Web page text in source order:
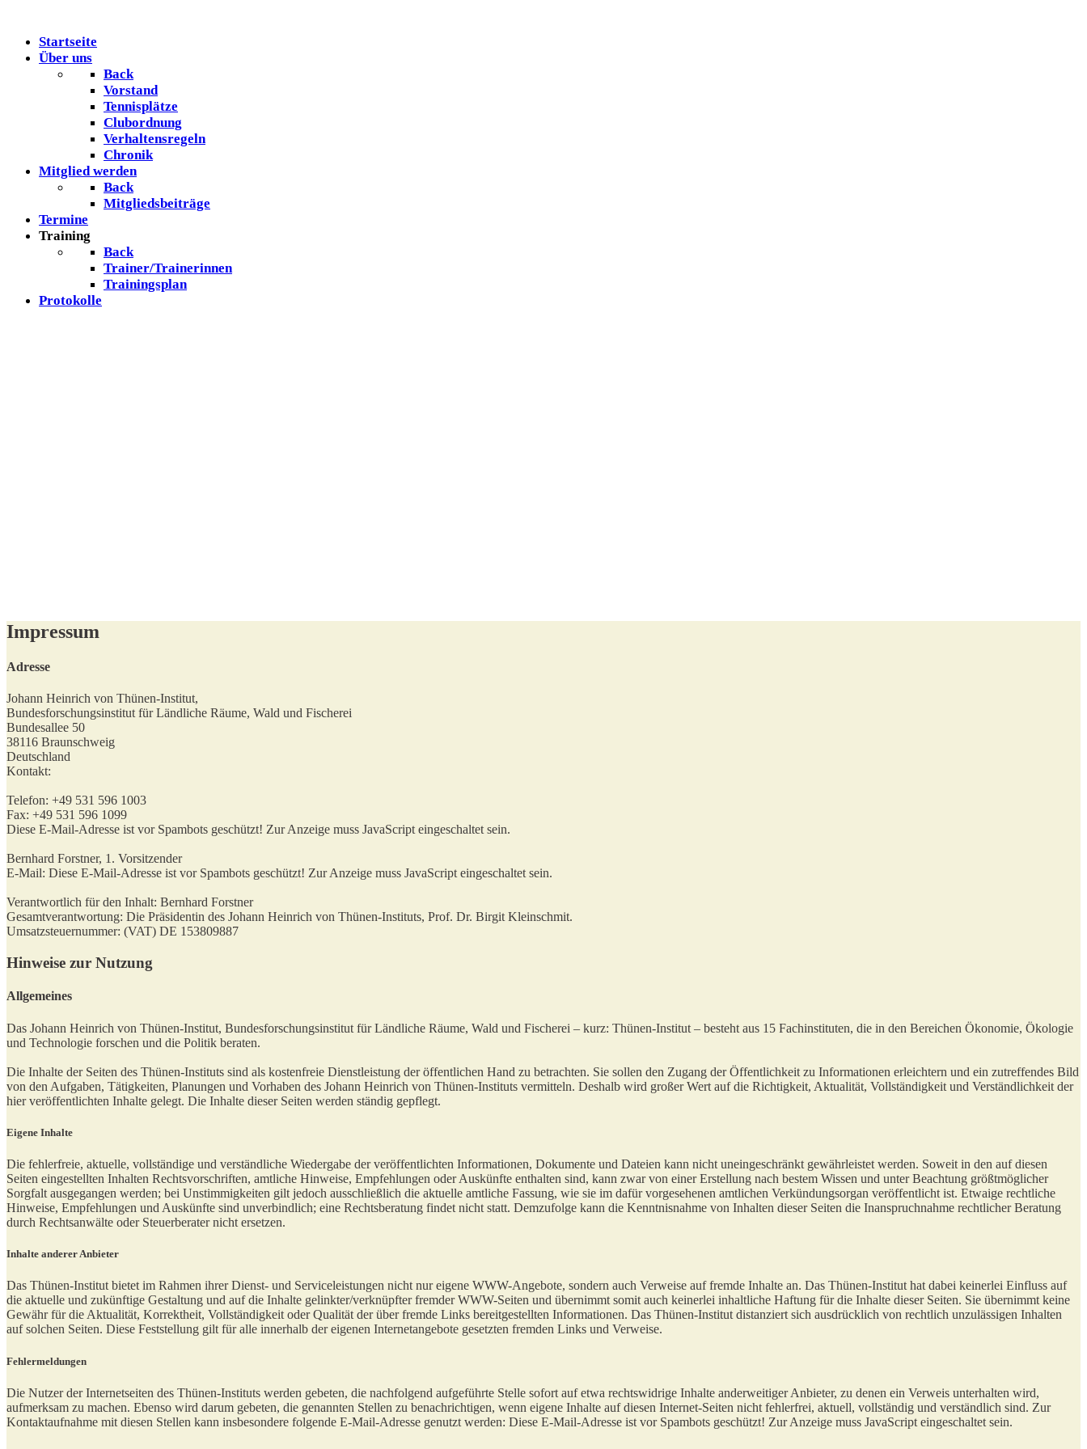
Startseite
Über uns
Back
Vorstand
Tennisplätze
Clubordnung
Verhaltensregeln
Chronik
Mitglied werden
Back
Mitgliedsbeiträge
Termine
Training
Back
Trainer/Trainerinnen
Trainingsplan
Protokolle
Impressum
Adresse
Johann Heinrich von Thünen-Institut,
Bundesforschungsinstitut für Ländliche Räume, Wald und Fischerei
Bundesallee 50
38116 Braunschweig
Deutschland
Kontakt:
Telefon: +49 531 596 1003
Fax: +49 531 596 1099
Diese E-Mail-Adresse ist vor Spambots geschützt! Zur Anzeige muss JavaScript eingeschaltet sein.
Bernhard Forstner, 1. Vorsitzender
E-Mail: Diese E-Mail-Adresse ist vor Spambots geschützt! Zur Anzeige muss JavaScript eingeschaltet sein.
Verantwortlich für den Inhalt: Bernhard Forstner
Gesamtverantwortung: Die Präsidentin des Johann Heinrich von Thünen-Instituts, Prof. Dr. Birgit Kleinschmit.
Umsatzsteuernummer: (VAT) DE 153809887
Hinweise zur Nutzung
Allgemeines
Das Johann Heinrich von Thünen-Institut, Bundesforschungsinstitut für Ländliche Räume, Wald und Fischerei – kurz: Thünen-Institut – besteht aus 15 Fachinstituten, die in den Bereichen Ökonomie, Ökologie
und Technologie forschen und die Politik beraten.
Die Inhalte der Seiten des Thünen-Instituts sind als kostenfreie Dienstleistung der öffentlichen Hand zu betrachten. Sie sollen den Zugang der Öffentlichkeit zu Informationen erleichtern und ein zutreffendes Bild
von den Aufgaben, Tätigkeiten, Planungen und Vorhaben des Johann Heinrich von Thünen-Instituts vermitteln. Deshalb wird großer Wert auf die Richtigkeit, Aktualität, Vollständigkeit und Verständlichkeit der
hier veröffentlichten Inhalte gelegt. Die Inhalte dieser Seiten werden ständig gepflegt.
Eigene Inhalte
Die fehlerfreie, aktuelle, vollständige und verständliche Wiedergabe der veröffentlichten Informationen, Dokumente und Dateien kann nicht uneingeschränkt gewährleistet werden. Soweit in den auf diesen
Seiten eingestellten Inhalten Rechtsvorschriften, amtliche Hinweise, Empfehlungen oder Auskünfte enthalten sind, kann zwar von einer Erstellung nach bestem Wissen und unter Beachtung größtmöglicher
Sorgfalt ausgegangen werden; bei Unstimmigkeiten gilt jedoch ausschließlich die aktuelle amtliche Fassung, wie sie im dafür vorgesehenen amtlichen Verkündungsorgan veröffentlicht ist. Etwaige rechtliche
Hinweise, Empfehlungen und Auskünfte sind unverbindlich; eine Rechtsberatung findet nicht statt. Demzufolge kann die Kenntnisnahme von Inhalten dieser Seiten die Inanspruchnahme rechtlicher Beratung
durch Rechtsanwälte oder Steuerberater nicht ersetzen.
Inhalte anderer Anbieter
Das Thünen-Institut bietet im Rahmen ihrer Dienst- und Serviceleistungen nicht nur eigene WWW-Angebote, sondern auch Verweise auf fremde Inhalte an. Das Thünen-Institut hat dabei keinerlei Einfluss auf
die aktuelle und zukünftige Gestaltung und auf die Inhalte gelinkter/verknüpfter fremder WWW-Seiten und übernimmt somit auch keinerlei inhaltliche Haftung für die Inhalte dieser Seiten. Sie übernimmt keine
Gewähr für die Aktualität, Korrektheit, Vollständigkeit oder Qualität der über fremde Links bereitgestellten Informationen. Das Thünen-Institut distanziert sich ausdrücklich von rechtlich unzulässigen Inhalten
auf solchen Seiten. Diese Feststellung gilt für alle innerhalb der eigenen Internetangebote gesetzten fremden Links und Verweise.
Fehlermeldungen
Die Nutzer der Internetseiten des Thünen-Instituts werden gebeten, die nachfolgend aufgeführte Stelle sofort auf etwa rechtswidrige Inhalte anderweitiger Anbieter, zu denen ein Verweis unterhalten wird,
aufmerksam zu machen. Ebenso wird darum gebeten, die genannten Stellen zu benachrichtigen, wenn eigene Inhalte auf diesen Internet-Seiten nicht fehlerfrei, aktuell, vollständig und verständlich sind. Zur
Kontaktaufnahme mit diesen Stellen kann insbesondere folgende E-Mail-Adresse genutzt werden: Diese E-Mail-Adresse ist vor Spambots geschützt! Zur Anzeige muss JavaScript eingeschaltet sein.